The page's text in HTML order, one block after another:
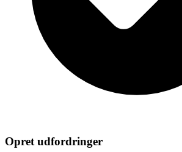
Opret udfordringer